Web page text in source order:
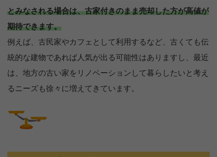
とみなされる場合は、古家付きのまま売却した方が高値が
期待できます。
例えば、古民家やカフェとして利用するなど、古くても伝
統的な建物であれば人気が出る可能性はありますし、最近
は、地方の古い家をリノベーションして暮らしたいと考え
るニーズも徐々に増えてきています。